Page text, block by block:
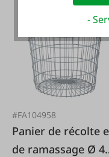
#FA104958
Panier de récolte
de ramassage Ø
-